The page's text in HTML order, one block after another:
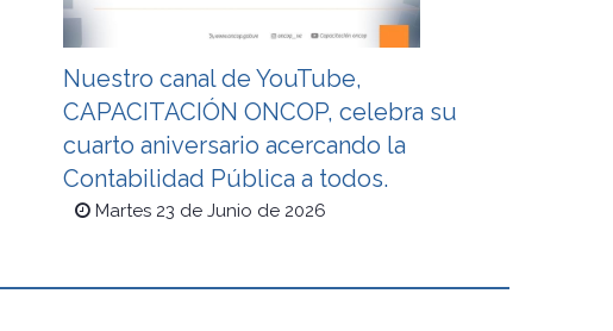
Nuestro canal de YouTube,
CAPACITACIÓN ONCOP, celebra su
cuarto aniversario acercando la
Contabilidad Pública a todos.
Martes 23 de Junio de 2026